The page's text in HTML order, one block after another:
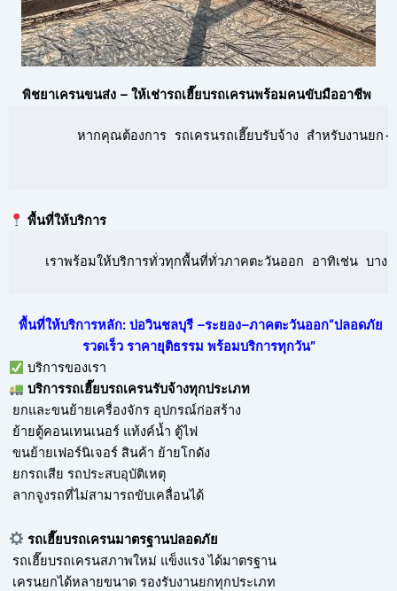
พิชยาเครนขนส่ง – ให้เช่ารถเฮี๊ยบรถเครนพร้อมคนขับมืออาชีพ
หากคุณต้องการ รถเครนรถเฮี๊ยบรับจ้าง สำหรับงานยก
พื้นที่ให้บริการ
เราพร้อมให้บริการทั่วทุกพื้นที่ทั่วภาคตะวันออก อาทิเช่น บาง
พื้นที่ให้บริการหลัก: บ่อวินชลบุรี –ระยอง–ภาคตะวันออก“ปลอดภัย
รวดเร็ว ราคายุติธรรม พร้อมบริการทุกวัน”
บริการของเรา
บริการรถเฮี๊ยบรถเครนรับจ้างทุกประเภท
ยกและขนย้ายเครื่องจักร อุปกรณ์ก่อสร้าง
ย้ายตู้คอนเทนเนอร์ แท้งค์น้ำ ตู้ไฟ
ขนย้ายเฟอร์นิเจอร์ สินค้า ย้ายโกดัง
ยกรถเสีย รถประสบอุบัติเหตุ
ลากจูงรถที่ไม่สามารถขับเคลื่อนได้
รถเฮี๊ยบรถเครนมาตรฐานปลอดภัย
รถเฮี๊ยบรถเครนสภาพใหม่ แข็งแรง ได้มาตรฐาน
เครนยกได้หลายขนาด รองรับงานยกทุกประเภท